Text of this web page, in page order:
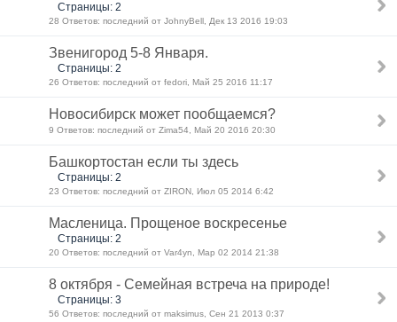
Страницы: 2
28 Ответов: последний от JohnyBell, Дек 13 2016 19:03
Звенигород 5-8 Января.
Страницы: 2
26 Ответов: последний от fedori, Май 25 2016 11:17
Новосибирск может пообщаемся?
9 Ответов: последний от Zima54, Май 20 2016 20:30
Башкортостан если ты здесь
Страницы: 2
23 Ответов: последний от ZIRON, Июл 05 2014 6:42
Масленица. Прощеное воскресенье
Страницы: 2
20 Ответов: последний от Var4yn, Мар 02 2014 21:38
8 октября - Семейная встреча на природе!
Страницы: 3
56 Ответов: последний от maksimus, Сен 21 2013 0:37